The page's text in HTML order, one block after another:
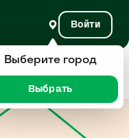
Войти
Отзывы
Выберите город
Выбрать